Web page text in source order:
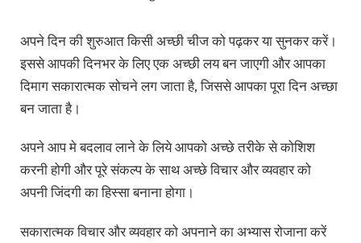
अपने दिन की शुरुआत किसी अच्छी चीज को पढ़कर या सुनकर करें।
इससे आपकी दिनभर के लिए एक अच्छी लय बन जाएगी और आपका
दिमाग सकारात्मक सोचने लग जाता है, जिससे आपका पूरा दिन अच्छा
बन जाता है।
अपने आप मे बदलाव लाने के लिये आपको अच्छे तरीके से कोशिश
करनी होगी और पूरे संकल्प के साथ अच्छे विचार और व्यवहार को
अपनी जिंदगी का हिस्सा बनाना होगा।
सकारात्मक विचार और व्यवहार को अपनाने का अभ्यास रोजाना करें